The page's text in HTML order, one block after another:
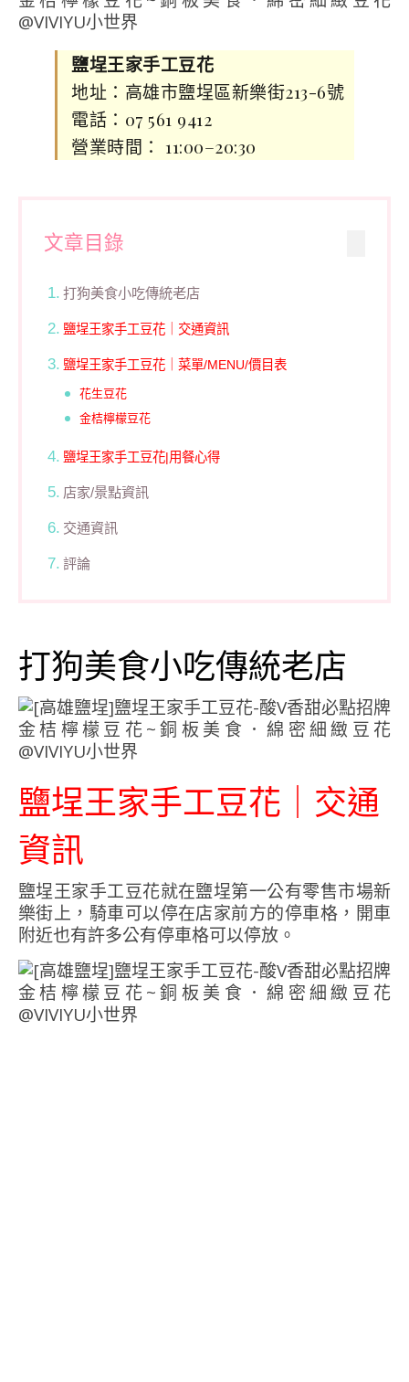
鹽埕王家手工豆花
地址：高雄市鹽埕區新樂街213-6號
電話：07 561 9412
營業時間： 11:00–20:30
文章目錄
打狗美食小吃傳統老店
鹽埕王家手工豆花｜交通資訊
鹽埕王家手工豆花｜菜單/MENU/價目表
花生豆花
金桔檸檬豆花
鹽埕王家手工豆花|用餐心得
店家/景點資訊
交通資訊
評論
打狗美食小吃傳統老店
鹽埕王家手工豆花｜交通
資訊
鹽埕王家手工豆花就在鹽埕第一公有零售市場新
樂街上，騎車可以停在店家前方的停車格，開車
附近也有許多公有停車格可以停放。